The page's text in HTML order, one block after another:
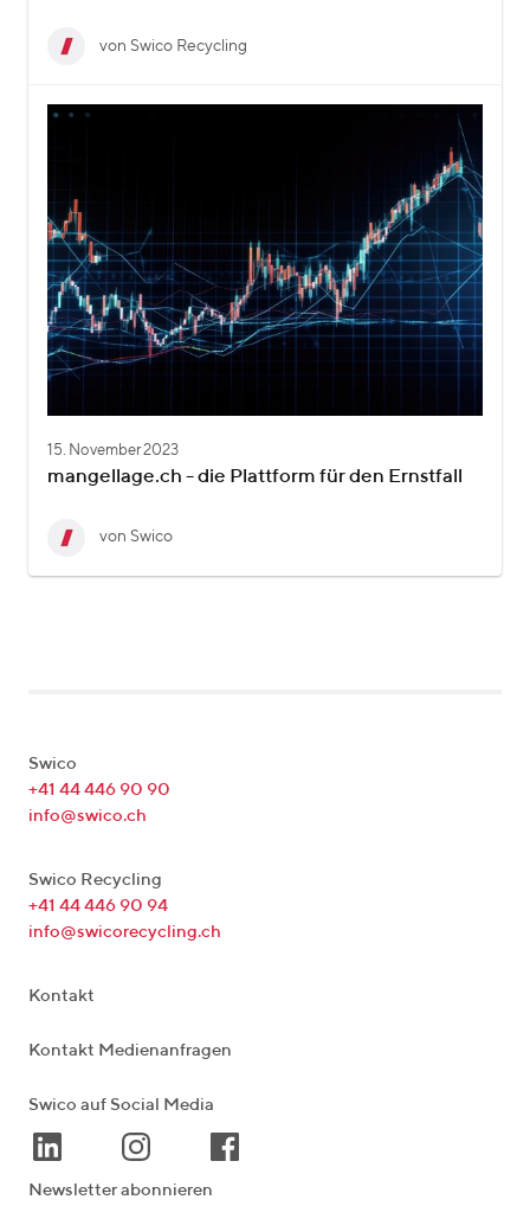
von Swico Recycling
15. November 2023
mangellage.ch - die Plattform für den Ernstfall
von Swico
Swico
+41 44 446 90 90
info@swico.ch
Swico Recycling
+41 44 446 90 94
info@swicorecycling.ch
Kontakt
Kontakt Medienanfragen
Swico auf Social Media
Newsletter abonnieren